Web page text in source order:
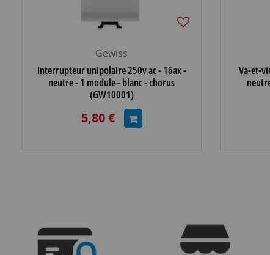
Gewiss
Interrupteur unipolaire 250v ac - 16ax -
neutre - 1 module - blanc - chorus
(GW10001)
5,80 €
Va-et-